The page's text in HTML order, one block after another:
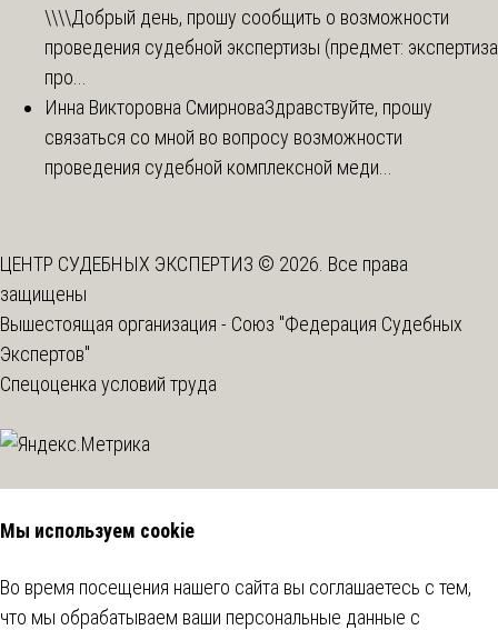
\\\\Добрый день, прошу сообщить о возможности
проведения судебной экспертизы (предмет: экспертиза
про...
Инна Викторовна СмирноваЗдравствуйте, прошу
связаться со мной во вопросу возможности
проведения судебной комплексной меди...
ЦЕНТР СУДЕБНЫХ ЭКСПЕРТИЗ © 2026. Все права
защищены
Вышестоящая организация - Союз "Федерация Судебных
Экспертов"
Спецоценка условий труда
Мы используем cookie
Во время посещения нашего сайта вы соглашаетесь с тем,
что мы обрабатываем ваши персональные данные с